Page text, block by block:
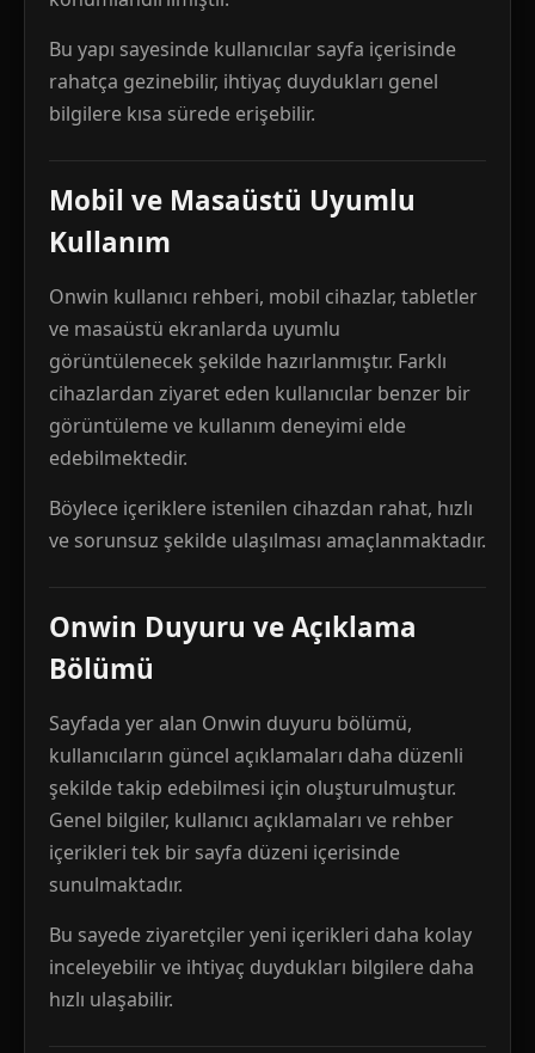
Bu yapı sayesinde kullanıcılar sayfa içerisinde
rahatça gezinebilir, ihtiyaç duydukları genel
bilgilere kısa sürede erişebilir.
Mobil ve Masaüstü Uyumlu
Kullanım
Onwin kullanıcı rehberi, mobil cihazlar, tabletler
ve masaüstü ekranlarda uyumlu
görüntülenecek şekilde hazırlanmıştır. Farklı
cihazlardan ziyaret eden kullanıcılar benzer bir
görüntüleme ve kullanım deneyimi elde
edebilmektedir.
Böylece içeriklere istenilen cihazdan rahat, hızlı
ve sorunsuz şekilde ulaşılması amaçlanmaktadır.
Onwin Duyuru ve Açıklama
Bölümü
Sayfada yer alan Onwin duyuru bölümü,
kullanıcıların güncel açıklamaları daha düzenli
şekilde takip edebilmesi için oluşturulmuştur.
Genel bilgiler, kullanıcı açıklamaları ve rehber
içerikleri tek bir sayfa düzeni içerisinde
sunulmaktadır.
Bu sayede ziyaretçiler yeni içerikleri daha kolay
inceleyebilir ve ihtiyaç duydukları bilgilere daha
hızlı ulaşabilir.